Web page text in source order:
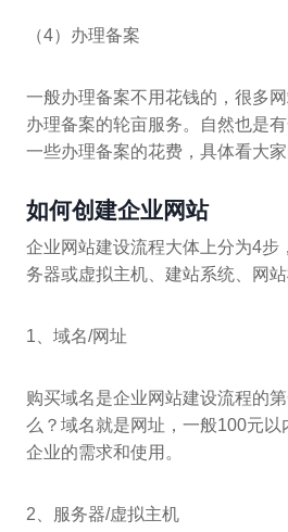
（4）办理备案
一般办理备案不用花钱的，很多
办理备案的轮亩服务。自然也是
一些办理备案的花费，具体看大家
如何创建企业网站
企业网站建设流程大体上分为4步
务器或虚拟主机、建站系统、网站
1、域名/网址
购买域名是企业网站建设流程的
么？域名就是网址，一般100元以
企业的需求和使用。
2、服务器/虚拟主机